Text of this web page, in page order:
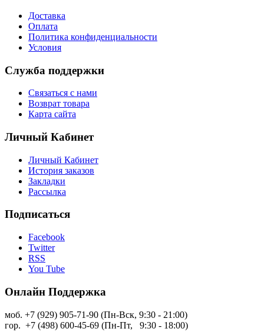
Доставка
Оплата
Политика конфиденциальности
Условия
Служба поддержки
Связаться с нами
Возврат товара
Карта сайта
Личный Кабинет
Личный Кабинет
История заказов
Закладки
Рассылка
Подписаться
Facebook
Twitter
RSS
You Tube
Онлайн Поддержка
моб. +7 (929) 905-71-90 (Пн-Вск, 9:30 - 21:00)
гор. +7 (498) 600-45-69 (Пн-Пт, 9:30 - 18:00)